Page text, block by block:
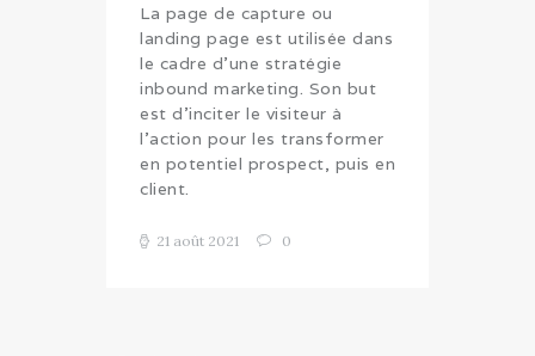
La page de capture ou
landing page est utilisée dans
le cadre d’une stratégie
inbound marketing. Son but
est d’inciter le visiteur à
l’action pour les transformer
en potentiel prospect, puis en
client.
21 août 2021 0